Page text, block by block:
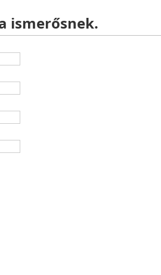
ismerősnek.